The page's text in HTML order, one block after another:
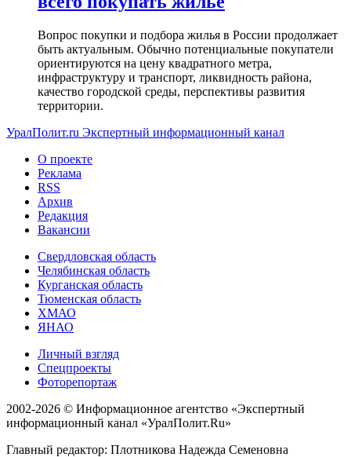
Вопрос покупки и подбора жилья в России продолжает
быть актуальным. Обычно потенциальные покупатели
ориентируются на цену квадратного метра,
инфраструктуру и транспорт, ликвидность района,
качество городской среды, перспективы развития
территории.
УралПолит.ru Экспертный информационный канал
О проекте
Реклама
RSS
Архив
Редакция
Вакансии
Свердловская область
Челябинская область
Курганская область
Тюменская область
ХМАО
ЯНАО
Личный взгляд
Спецпроекты
Фоторепортаж
2002-2026 © Информационное агентство «Экспертный
информационный канал «УралПолит.Ru»
Главный редактор: Плотникова Надежда Семеновна